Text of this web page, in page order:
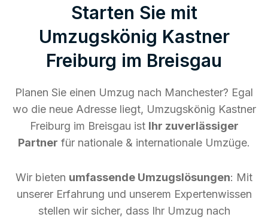
Starten Sie mit
Umzugskönig Kastner
Freiburg im Breisgau
Planen Sie einen Umzug nach Manchester? Egal
wo die neue Adresse liegt, Umzugskönig Kastner
Freiburg im Breisgau ist Ihr zuverlässiger
Partner für nationale & internationale Umzüge.
Wir bieten umfassende Umzugslösungen: Mit
unserer Erfahrung und unserem Expertenwissen
stellen wir sicher, dass Ihr Umzug nach